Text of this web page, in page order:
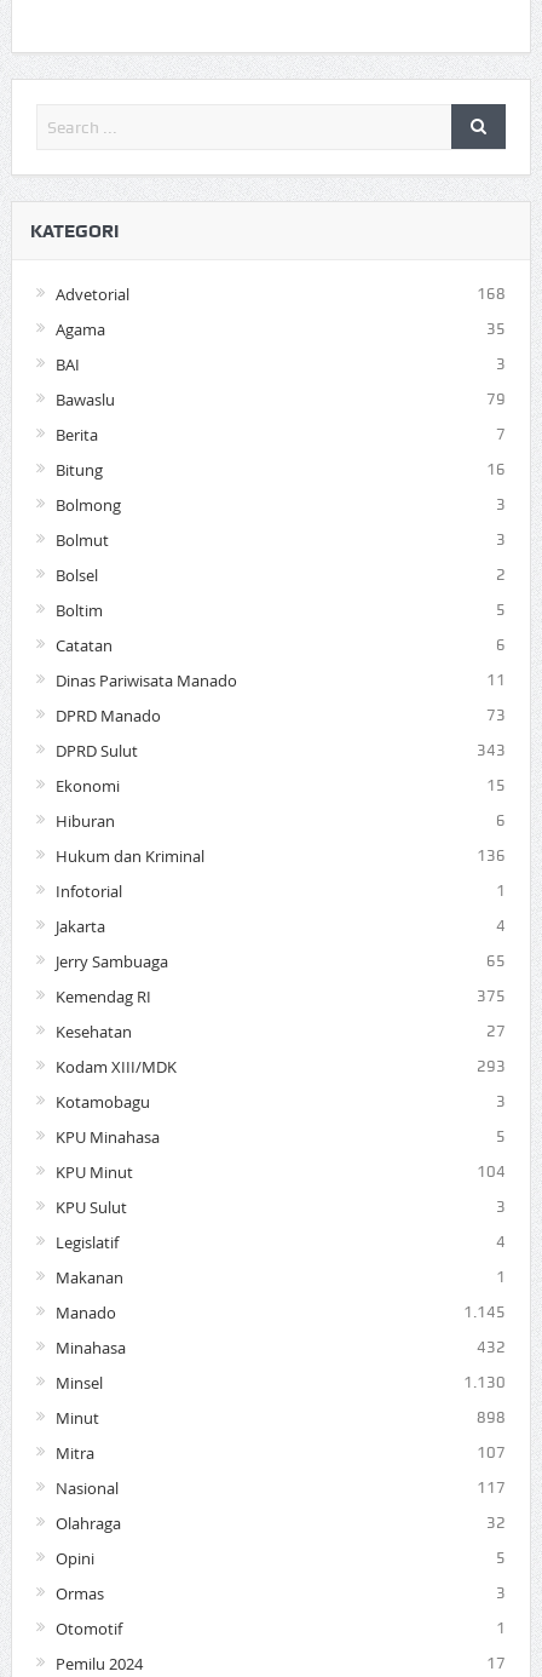
KATEGORI
Advetorial 168
Agama 35
BAI 3
Bawaslu 79
Berita 7
Bitung 16
Bolmong 3
Bolmut 3
Bolsel 2
Boltim 5
Catatan 6
Dinas Pariwisata Manado 11
DPRD Manado 73
DPRD Sulut 343
Ekonomi 15
Hiburan 6
Hukum dan Kriminal 136
Infotorial 1
Jakarta 4
Jerry Sambuaga 65
Kemendag RI 375
Kesehatan 27
Kodam XIII/MDK 293
Kotamobagu 3
KPU Minahasa 5
KPU Minut 104
KPU Sulut 3
Legislatif 4
Makanan 1
Manado 1.145
Minahasa 432
Minsel 1.130
Minut 898
Mitra 107
Nasional 117
Olahraga 32
Opini 5
Ormas 3
Otomotif 1
Pemilu 2024 17